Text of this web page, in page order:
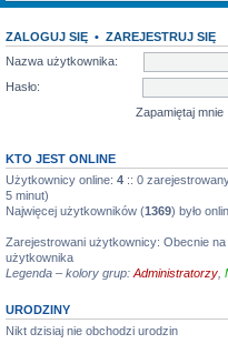
ZALOGUJ SIĘ • ZAREJESTRUJ SIĘ
Nazwa użytkownika:
Hasło:
Zapamiętaj mnie
KTO JEST ONLINE
Użytkownicy online: 4 :: 0
5 minut)
Najwięcej użytkowników (1369) było
Zarejestrowani użytkownicy: Obecnie
użytkownika
Legenda – kolory grup: Administratorzy
URODZINY
Nikt dzisiaj nie obchodzi urodzin